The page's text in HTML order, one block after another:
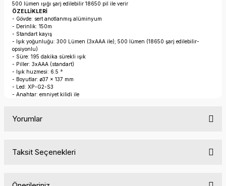
500 lümen ışığı şarj edilebilir 18650 pil ile verir
ÖZELLİKLERİ
- Gövde: sert anotlanmış alüminyum
- Derinlik: 150m
- Standart kayış
- Işık yoğunluğu: 300 Lümen (3xAAA ile); 500 lümen (18650 şarj edilebilir-
opsiyonlu)
- Süre: 195 dakika sürekli ışık
- Piller: 3xAAA (standart)
- Işık huzmesi: 6.5 °
- Boyutlar: ø37 × 137 mm
- Led: XP-G2-S3
- Anahtar: emniyet kilidi ile
Yorumlar
Taksit Seçenekleri